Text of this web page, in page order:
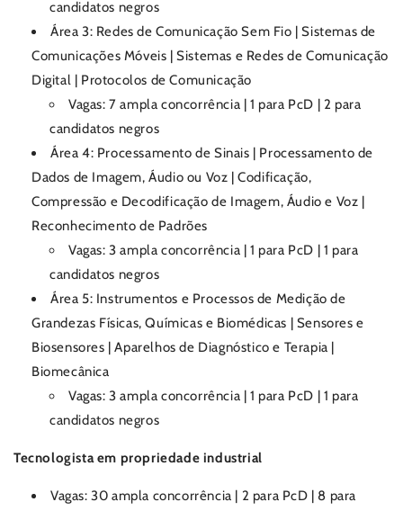
candidatos negros
Área 3: Redes de Comunicação Sem Fio | Sistemas de
Comunicações Móveis | Sistemas e Redes de Comunicação
Digital | Protocolos de Comunicação
Vagas: 7 ampla concorrência | 1 para PcD | 2 para
candidatos negros
Área 4: Processamento de Sinais | Processamento de
Dados de Imagem, Áudio ou Voz | Codificação,
Compressão e Decodificação de Imagem, Áudio e Voz |
Reconhecimento de Padrões
Vagas: 3 ampla concorrência | 1 para PcD | 1 para
candidatos negros
Área 5: Instrumentos e Processos de Medição de
Grandezas Físicas, Químicas e Biomédicas | Sensores e
Biosensores | Aparelhos de Diagnóstico e Terapia |
Biomecânica
Vagas: 3 ampla concorrência | 1 para PcD | 1 para
candidatos negros
Tecnologista em propriedade industrial
Vagas: 30 ampla concorrência | 2 para PcD | 8 para